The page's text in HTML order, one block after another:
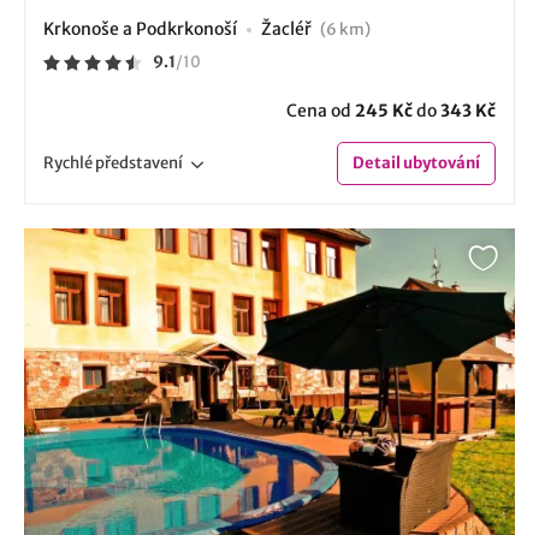
Krkonoše a Podkrkonoší Žacléř (6 km)
9.1/10
Cena od 245 Kčdo343 Kč
Rychlépředstavení Detailubytování